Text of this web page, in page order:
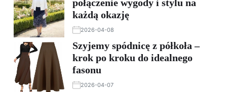
połączenie wygody i stylu na
każdą okazję
2026-04-08
Szyjemy spódnicę z półkoła –
krok po kroku do idealnego
fasonu
2026-04-07